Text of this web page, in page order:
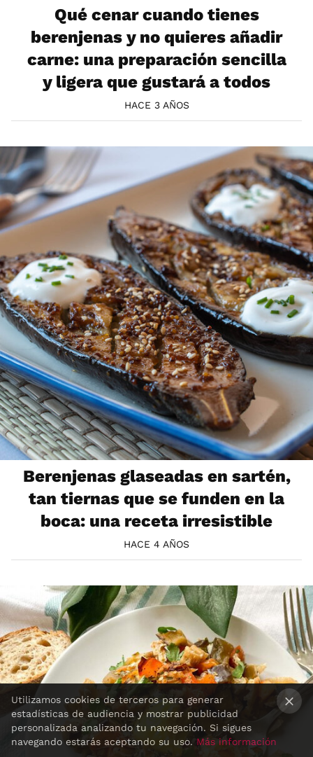
Qué cenar cuando tienes
berenjenas y no quieres añadir
carne: una preparación sencilla
y ligera que gustará a todos
HACE 3 AÑOS
Berenjenas glaseadas en sartén,
tan tiernas que se funden en la
boca: una receta irresistible
HACE 4 AÑOS
Utilizamos cookies de terceros para generar
estadísticas de audiencia y mostrar publicidad
personalizada analizando tu navegación. Si sigues
navegando estarás aceptando su uso. Más información